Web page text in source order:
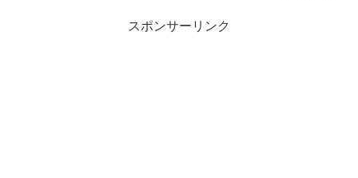
スポンサーリンク